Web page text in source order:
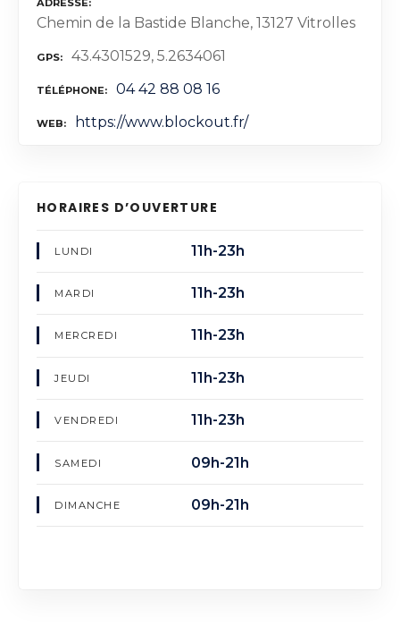
ADRESSE
Chemin de la Bastide Blanche, 13127 Vitrolles
GPS 43.4301529, 5.2634061
TÉLÉPHONE 04 42 88 08 16
WEB https://www.blockout.fr/
HORAIRES D’OUVERTURE
LUNDI 11h-23h
MARDI 11h-23h
MERCREDI 11h-23h
JEUDI 11h-23h
VENDREDI 11h-23h
SAMEDI 09h-21h
DIMANCHE 09h-21h